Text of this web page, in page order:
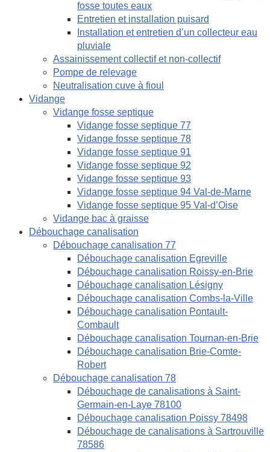
fosse toutes eaux
Entretien et installation puisard
Installation et entretien d’un collecteur eau
pluviale
Assainissement collectif et non-collectif
Pompe de relevage
Neutralisation cuve à fioul
Vidange
Vidange fosse septique
Vidange fosse septique 77
Vidange fosse septique 78
Vidange fosse septique 91
Vidange fosse septique 92
Vidange fosse septique 93
Vidange fosse septique 94 Val-de-Marne
Vidange fosse septique 95 Val-d’Oise
Vidange bac à graisse
Débouchage canalisation
Débouchage canalisation 77
Débouchage canalisation Egreville
Débouchage canalisation Roissy-en-Brie
Débouchage canalisation Lésigny
Débouchage canalisation Combs-la-Ville
Débouchage canalisation Pontault-
Combault
Débouchage canalisation Tournan-en-Brie
Débouchage canalisation Brie-Comte-
Robert
Débouchage canalisation 78
Débouchage de canalisations à Saint-
Germain-en-Laye 78100
Débouchage canalisation Poissy 78498
Débouchage de canalisations à Sartrouville
78586